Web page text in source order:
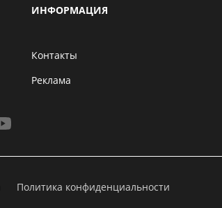
ИНФОРМАЦИЯ
Контакты
Реклама
Политика конфиденциальности